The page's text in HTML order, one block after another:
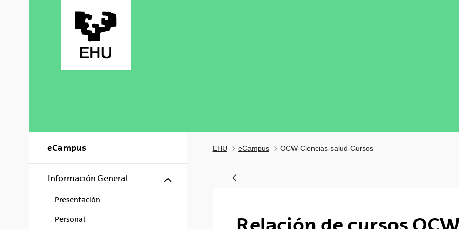
eCampus
Información General Mostrar/ocultar subpáginas
Presentación
Personal
EHU eCampus OCW-Ciencias-salud-Cursos